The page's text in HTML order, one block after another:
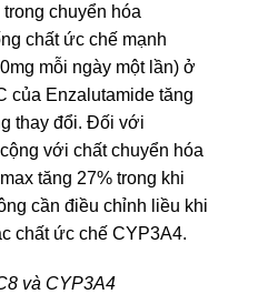
chuyển hóa
chất ức chế mạnh
mỗi ngày một lần) ở
của Enzalutamide tăng
thay đổi. Đối với
với chất chuyển hóa
tăng 27% trong khi
cần điều chỉnh liều khi
chất ức chế CYP3A4.
và CYP3A4